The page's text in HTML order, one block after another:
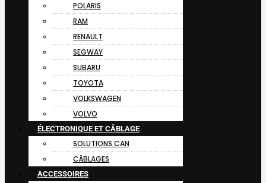
POLARIS
RAM
RENAULT
SEGWAY
SUBARU
TOYOTA
VOLKSWAGEN
VOLVO
ÉLECTRONIQUE ET CÂBLAGE
SOLUTIONS CAN
CÂBLAGES
ACCESSOIRES